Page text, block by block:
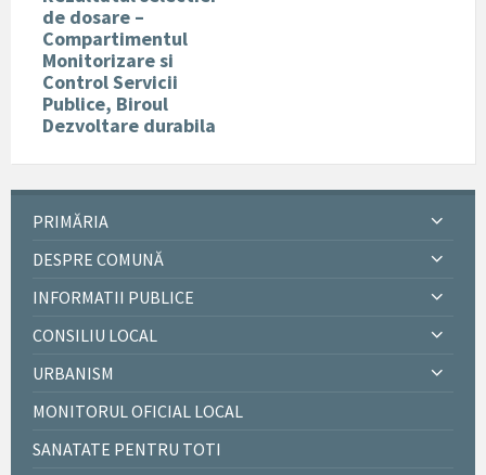
de dosare –
Compartimentul
Monitorizare si
Control Servicii
Publice, Biroul
Dezvoltare durabila
PRIMĂRIA
DESPRE COMUNĂ
INFORMATII PUBLICE
CONSILIU LOCAL
URBANISM
MONITORUL OFICIAL LOCAL
SANATATE PENTRU TOTI